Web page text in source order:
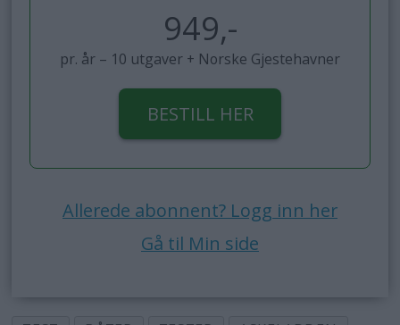
949,-
pr. år – 10 utgaver + Norske Gjestehavner
BESTILL HER
Allerede abonnent? Logg inn her
Gå til Min side